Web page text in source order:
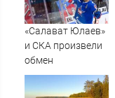
«Салават Юлаев»
и СКА произвели
обмен